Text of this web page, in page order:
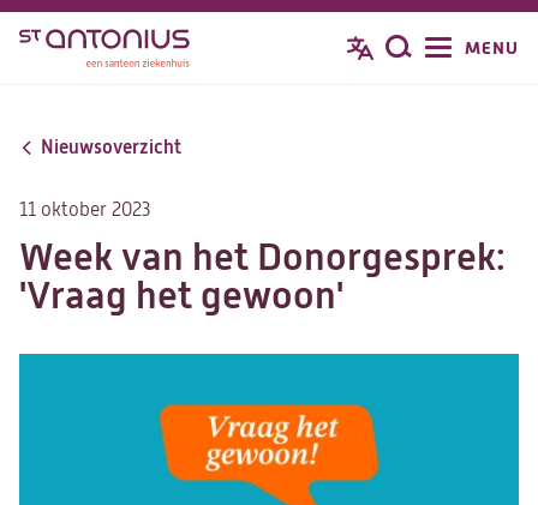
Overslaan
inhoud
Zoeken
MENU
Nieuwsoverzicht
11 oktober 2023
Week van het Donorgesprek:
'Vraag het gewoon'